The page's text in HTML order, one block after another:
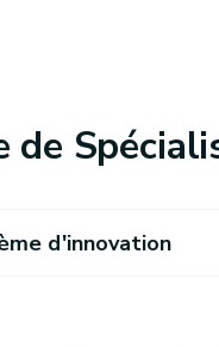
de
d'innovation